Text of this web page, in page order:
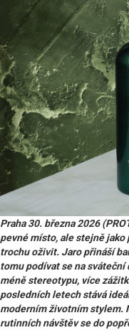
Praha 30. března 2026
pevné místo, ale stejně jako
trochu oživit. Jaro přináší
tomu podívat se na
méně stereotypu, více
posledních letech stává
moderním životním stylem.
rutinních návštěv se do